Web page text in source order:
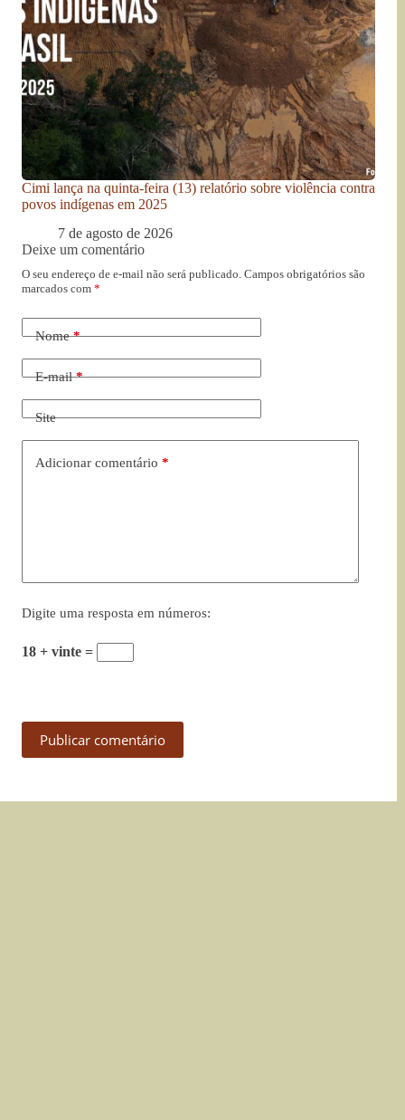
Cimi lança na quinta-feira (13) relatório sobre violência contra
povos indígenas em 2025
7 de agosto de 2026
Deixe um comentário
O seu endereço de e-mail não será publicado. Campos obrigatórios são
marcados com *
Nome*
E-mail*
Site
Adicionar comentário *
Digite uma resposta em números:
18 + vinte =
Publicar comentário